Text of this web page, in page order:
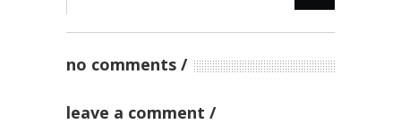
no comments
leave a comment